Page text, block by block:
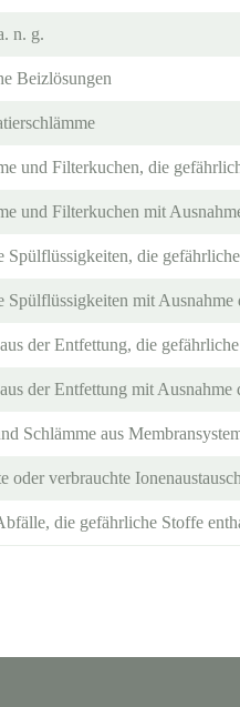
n. g.
Beizlösungen
und Filterkuchen, die
und Filterkuchen mit
Spülflüssigkeiten, die
Spülflüssigkeiten mit
der Entfettung, die
der Entfettung mit Ausnahme
Schlämme aus
oder verbrauchte
die gefährliche Stoffe